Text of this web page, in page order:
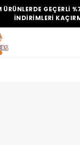
ÜRÜNLERDE GEÇERLİ
İNDİRİMLERİ